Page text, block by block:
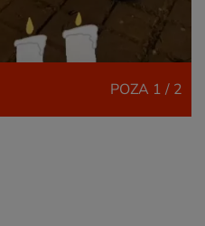
POZA 1 / 2